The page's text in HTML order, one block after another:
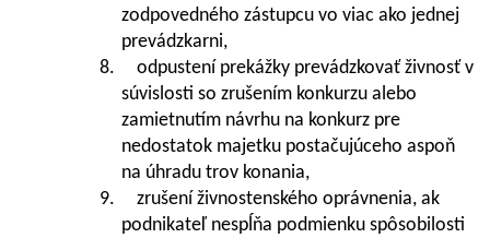
zodpovedného zástupcu vo viac ako jednej
prevádzkarni,
8. odpustení prekážky prevádzkovať živnosť v
súvislosti so zrušením konkurzu alebo
zamietnutím návrhu na konkurz pre
nedostatok majetku postačujúceho aspoň
na úhradu trov konania,
9. zrušení živnostenského oprávnenia, ak
podnikateľ nespĺňa podmienku spôsobilosti